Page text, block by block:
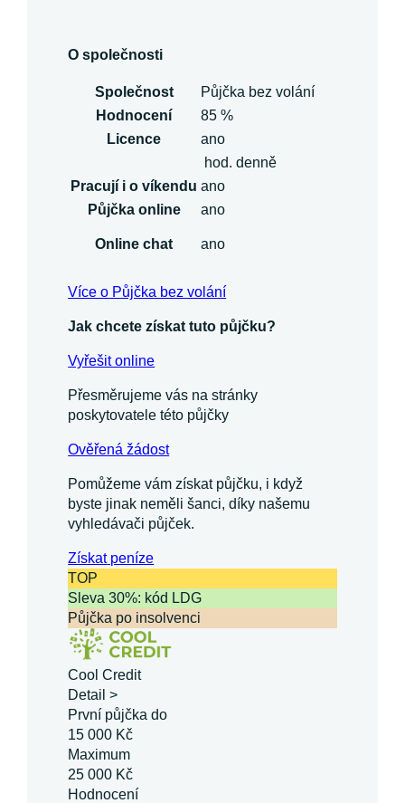
O společnosti
Společnost
Půjčka bez volání
Hodnocení
85 %
Licence
ano
hod. denně
Pracují i o víkendu ano
Půjčka online
ano
Online chat ano
Více o Půjčka bez volání
Jak chcete získat tuto půjčku?
Vyřešit online
Přesměrujeme vás na stránky
poskytovatele této půjčky
Ověřená žádost
Pomůžeme vám získat půjčku, i když
byste jinak neměli šanci, díky našemu
vyhledávači půjček.
Získatpeníze
TOP
Sleva 30%: kód LDG
Půjčka po insolvenci
Cool Credit
Detail >
První půjčka do
15 000 Kč
Maximum
25 000 Kč
Hodnocení